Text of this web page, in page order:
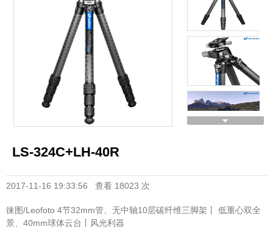
LS-324C+LH-40R
2017-11-16 19:33:56 查看 18023 次
徕图/Leofoto 4节32mm管、无中轴10层碳纤维三脚架丨 低重心双全
景、40mm球体云台丨风光利器